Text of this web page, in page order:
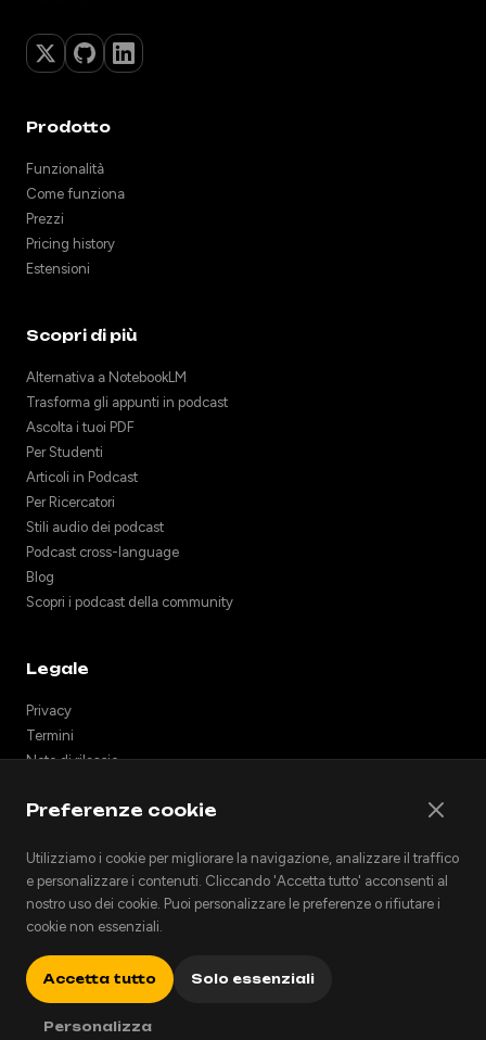
Prodotto
Funzionalità
Come funziona
Prezzi
Pricing history
Estensioni
Scopri di più
Alternativa a NotebookLM
Trasforma gli appunti in podcast
Ascolta i tuoi PDF
Per Studenti
Articoli in Podcast
Per Ricercatori
Stili audio dei podcast
Podcast cross-language
Blog
Scopri i podcast della community
Legale
Privacy
Termini
Note di rilascio
API
English Español العربية Deutsch
Italiano Русский
Preferenze cookie
Utilizziamo i cookie per migliorare la navigazione, analizzare il traffico
e personalizzare i contenuti. Cliccando 'Accetta tutto' acconsenti al
nostro uso dei cookie. Puoi personalizzare le preferenze o rifiutare i
cookie non essenziali.
Accetta tutto Solo essenziali
Personalizza